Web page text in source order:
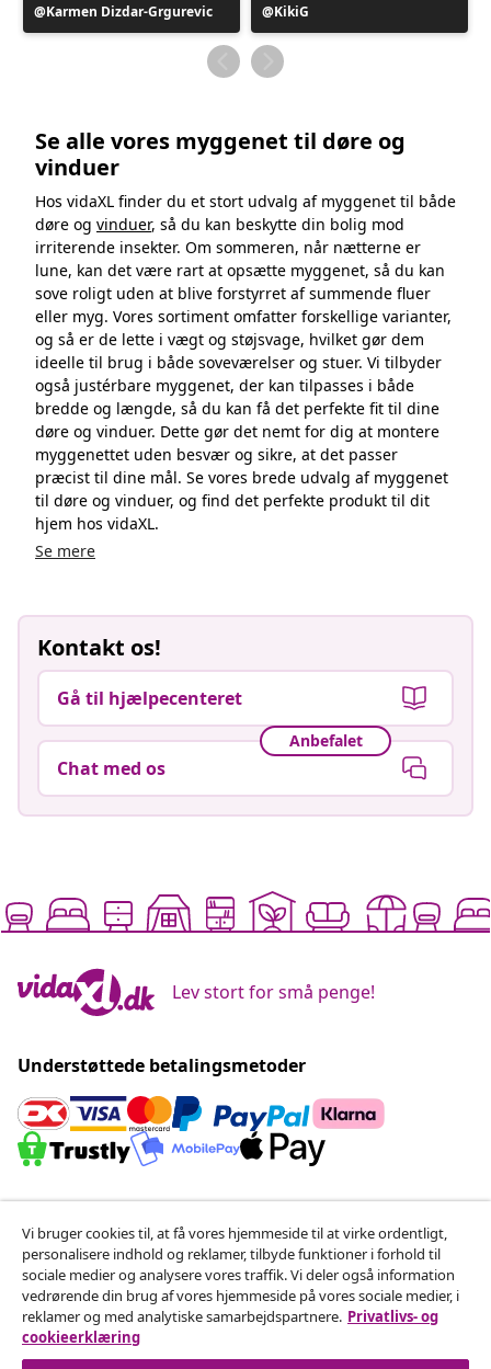
Opslag
offentliggjort
Karmen Dizdar-Grgurevic
Opslag
offentliggjort
af
KikiG
Se alle vores myggenet til døre og
vinduer
Hos vidaXL finder du et stort udvalg af myggenet til både
døre og vinduer, så du kan beskytte din bolig mod
irriterende insekter. Om sommeren, når nætterne er
lune, kan det være rart at opsætte myggenet, så du kan
sove roligt uden at blive forstyrret af summende fluer
eller myg. Vores sortiment omfatter forskellige varianter,
og så er de lette i vægt og støjsvage, hvilket gør dem
ideelle til brug i både soveværelser og stuer. Vi tilbyder
også justérbare myggenet, der kan tilpasses i både
bredde og længde, så du kan få det perfekte fit til dine
døre og vinduer. Dette gør det nemt for dig at montere
myggenettet uden besvær og sikre, at det passer
præcist til dine mål. Se vores brede udvalg af myggenet
til døre og vinduer, og find det perfekte produkt til dit
hjem hos vidaXL.
Se mere
Kontakt os!
Gå til hjælpecenteret
Anbefalet
Chat med os
Lev stort for små penge!
Understøttede betalingsmetoder
Slut dig til over 700.000 shoppere, der modtager
ugentlige tilbud, sæsonvarer og nyheder fra vidaXL.
Vores konti på sociale medier
Vi bruger cookies til, at få vores hjemmeside til at virke ordentligt,
personalisere indhold og reklamer, tilbyde funktioner i forhold til
sociale medier og analysere vores traffik. Vi deler også information
vedrørende din brug af vores hjemmeside på vores sociale medier, i
reklamer og med analytiske samarbejdspartnere. Privatlivs- og
cookieerklæring